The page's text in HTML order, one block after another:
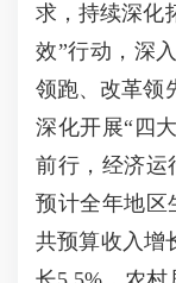
求，持续深化
效”行动，深
领跑、改革领
深化开展“四
前行，经济运
预计全年地区
共预算收入增